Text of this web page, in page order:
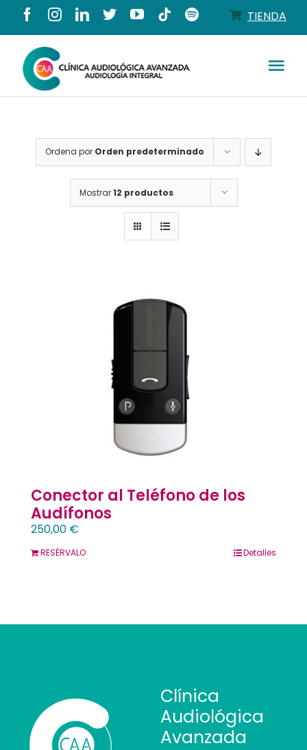
Saltar
contenido
TIENDA
Productos
Llámanos 912 129 122
Ordena por Orden predeterminado
Mostrar12 productos
Conector al Teléfono de los
Audífonos
250,00 €
RESÉRVALO Detalles
Clínica
Audiológica
Avanzada